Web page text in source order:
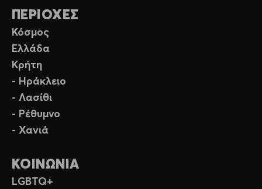
ΠΕΡΙΟΧΕΣ
Κόσμος
Ελλάδα
Κρήτη
- Ηράκλειο
- Λασίθι
- Ρέθυμνο
- Χανιά
ΚΟΙΝΩΝΙΑ
LGBTQ+